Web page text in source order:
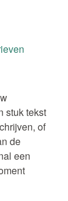
stuk tekst
of
de
een